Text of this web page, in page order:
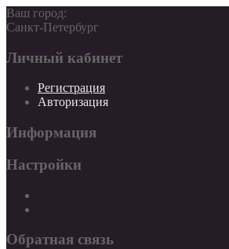
Ваш город:
Санкт-Петербург
Личный кабинет
Регистрация
Авторизация
Информация
Настройки
Обратная связь